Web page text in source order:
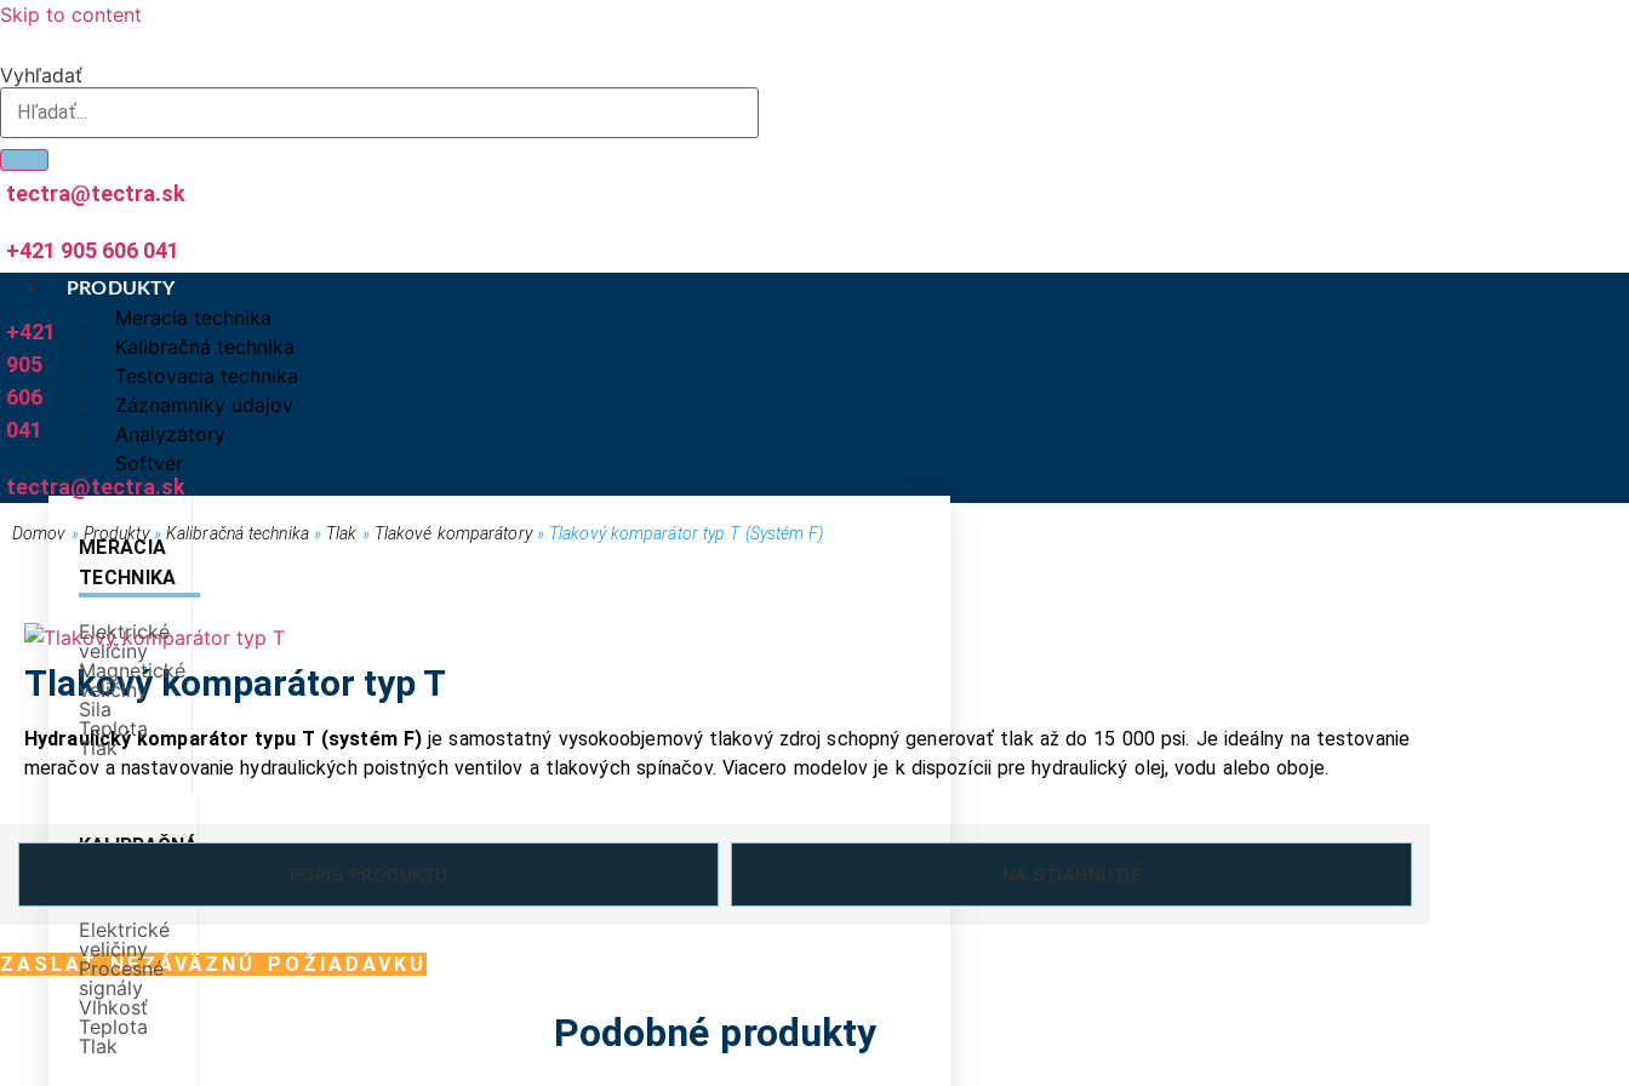
Skip to content
Vyhľadať
tectra@tectra.sk
+421 905 606 041
PRODUKTY
Meracia technika
Kalibračná technika
Testovacia technika
Záznamníky údajov
Analyzátory
Softvér
MERACIA
TECHNIKA
Elektrické
veličiny
Magnetické
veličiny
Sila
Teplota
Tlak
KALIBRAČNÁ
Elektrické
veličiny
Procesné
signály
Vlhkosť
Teplota
Tlak
+421
905
606
041
tectra@tectra.sk
Domov » Produkty» Kalibračná technika» Tlak » Tlakové komparátory» Tlakový komparátor typ T (Systém F)
Tlakový komparátor typ T
Hydraulický komparátor typu T (systém F) je samostatný vysokoobjemový tlakový zdroj schopný generovať tlak až do 15 000 psi. Je ideálny na testovanie
meračov a nastavovanie hydraulických poistných ventilov a tlakových spínačov. Viacero modelov je k dispozícii pre hydraulický olej, vodu alebo oboje.
POPIS PRODUKTU NA STIAHNUTIE
ZASLAŤ NEZÁVÄZNÚ POŽIADAVKU
Podobné produkty